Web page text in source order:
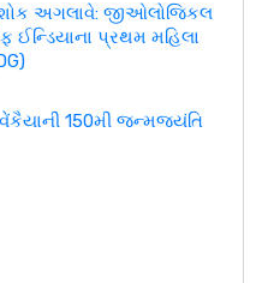
અગલાવે: જીઓલોજિકલ
ઈન્ડિયાના પ્રથમ મહિલા
વેંકૈયાની 150મી જન્મજયંતિ